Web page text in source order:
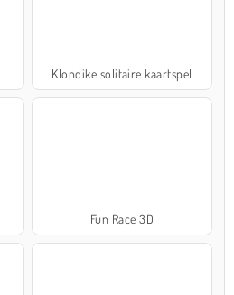
Klondike solitaire kaartspel
Fun Race 3D